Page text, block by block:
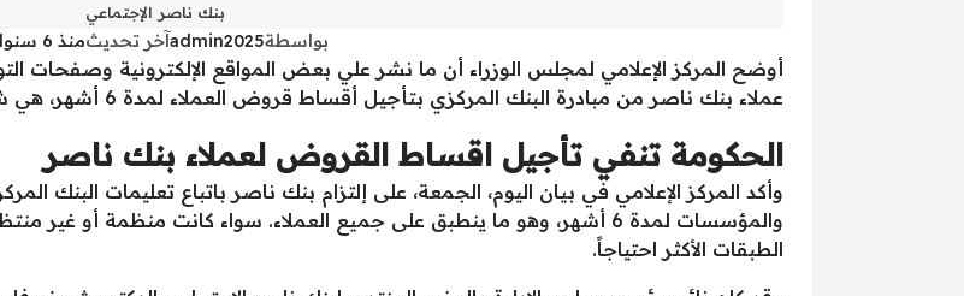
بنك ناصر الإجتماعي
بواسطةadmin2025آخر تحديثمنذ 6 سنوات
أوضح المركز الإعلامي لمجلس الوزراء أن ما نشر علي بعض المواقع الإلكترونية وصفحات
عملاء بنك ناصر من مبادرة البنك المركزي بتأجيل أقساط قروض العملاء لمدة 6 أشهر، هي شائعات لا أساس لها من الصحة.
الحكومة تنفي تأجيل اقساط القروض لعملاء بنك ناصر
وأكد المركز الإعلامي في بيان اليوم، الجمعة، على إلتزام بنك ناصر باتباع تعليمات البنك
والمؤسسات لمدة 6 أشهر، وهو ما ينطبق على جميع العملاء. سواء كانت منظمة أو
الطبقات الأكثر احتياجاً.